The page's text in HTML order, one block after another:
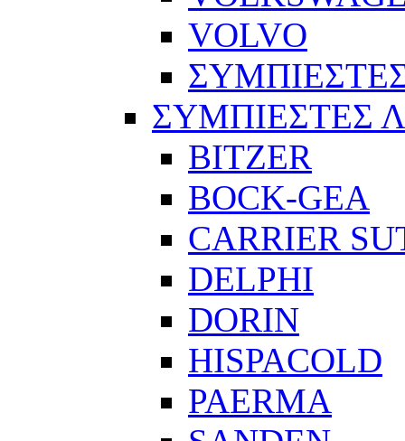
VOLVO
ΣΥΜΠΙΕΣΤΕΣ
BITZER
BOCK-GEA
CARRIER
DELPHI
DORIN
HISPACOLD
PAERMA